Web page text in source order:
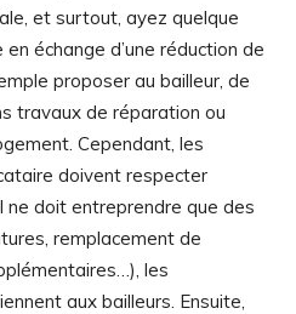
et surtout, ayez quelque
échange d’une réduction de
proposer au bailleur, de
travaux de réparation ou
Cependant, les
doivent respecter
ne doit entreprendre que des
remplacement de
les
aux bailleurs. Ensuite,